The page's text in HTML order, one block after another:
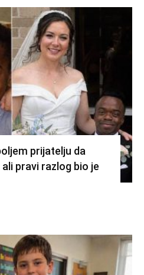
prijatelju da
pravi razlog bio je